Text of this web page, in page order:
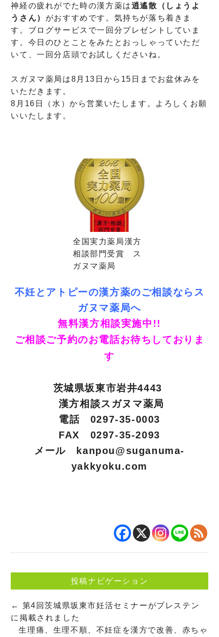
神経の疲れがでた時の漢方薬は逍遙散（しょうよ
うさん） がおすすめです。気持ちが落ち着きま
す。ブログサービスで一回分プレゼントしていま
す。今日のひとことをみたとおっしゃっていただ
いて、一回分店頭でお試しくださいね。
スガヌマ薬局は8月13日から15日までお盆休みを
いただきます。
8月16日（水）から営業いたします。よろしくお願
いいたします。
全国実力薬局漢方
相談部門受賞 ス
ガヌマ薬局
不妊とアトピーの漢方薬のご相談ならス
ガヌマ薬局へ
無料漢方相談実施中!!
ご相談ご予約のお電話お待ちしておりま
す
茨城県坂東市岩井4443
漢方相談スガヌマ薬局
電話 0297-35-0003
FAX 0297-35-2093
メール
kanpou@suganuma-
yakkyoku.com
投稿ナビゲーション
←
第4回茨城県坂東市妊活セミナーがプレステン
に掲載されました
生理痛、生理不順、不妊症を漢方で改善、赤ちゃ